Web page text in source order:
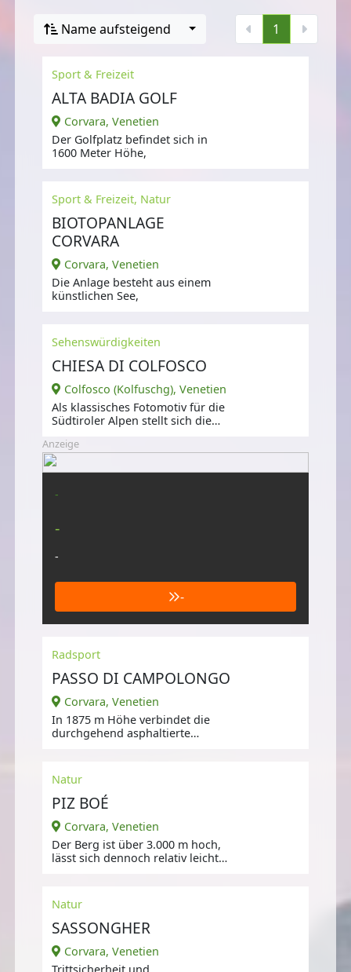
Name aufsteigend 1
Sport & Freizeit
ALTA BADIA GOLF
Corvara, Venetien
Der Golfplatz befindet sich in
1600 Meter Höhe,
Sport & Freizeit, Natur
BIOTOPANLAGE
CORVARA
Corvara, Venetien
Die Anlage besteht aus einem
künstlichen See,
Sehenswürdigkeiten
CHIESA DI COLFOSCO
Colfosco (Kolfuschg), Venetien
Als klassisches Fotomotiv für die
Südtiroler Alpen stellt sich die
Anzeige
-
-
-
-
Radsport
PASSO DI CAMPOLONGO
Corvara, Venetien
In 1875 m Höhe verbindet die
durchgehend asphaltierte
Natur
PIZ BOÉ
Corvara, Venetien
Der Berg ist über 3.000 m hoch,
lässt sich dennoch relativ leicht
Natur
SASSONGHER
Corvara, Venetien